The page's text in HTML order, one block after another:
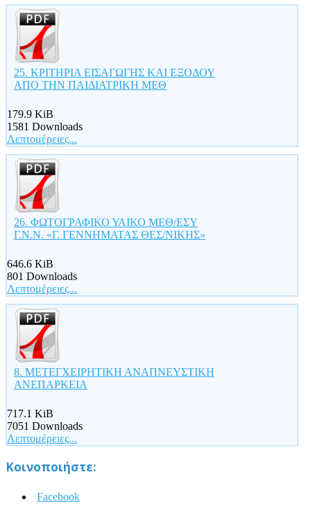
25. ΚΡΙΤΗΡΙΑ ΕΙΣΑΓΩΓΗΣ ΚΑΙ ΕΞΟΔΟΥ
ΑΠΟ ΤΗΝ ΠΑΙΔΙΑΤΡΙΚΗ ΜΕΘ
179.9 KiB
1581 Downloads
Λεπτομέρειες...
26. ΦΩΤΟΓΡΑΦΙΚΟ ΥΛΙΚΟ ΜΕΘ/ΕΣΥ
Γ.Ν.Ν. «Γ. ΓΕΝΝΗΜΑΤΑΣ ΘΕΣ/ΝΙΚΗΣ»
646.6 KiB
801 Downloads
Λεπτομέρειες...
8. ΜΕΤΕΓΧΕΙΡΗΤΙΚΗ ΑΝΑΠΝΕΥΣΤΙΚΗ
ΑΝΕΠΑΡΚΕΙΑ
717.1 KiB
7051 Downloads
Λεπτομέρειες...
Κοινοποιήστε:
Facebook